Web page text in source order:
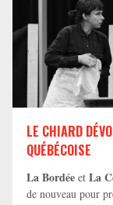
LE CHIARD
QUÉBÉCOISE
La Bordée et La
de nouveau pour